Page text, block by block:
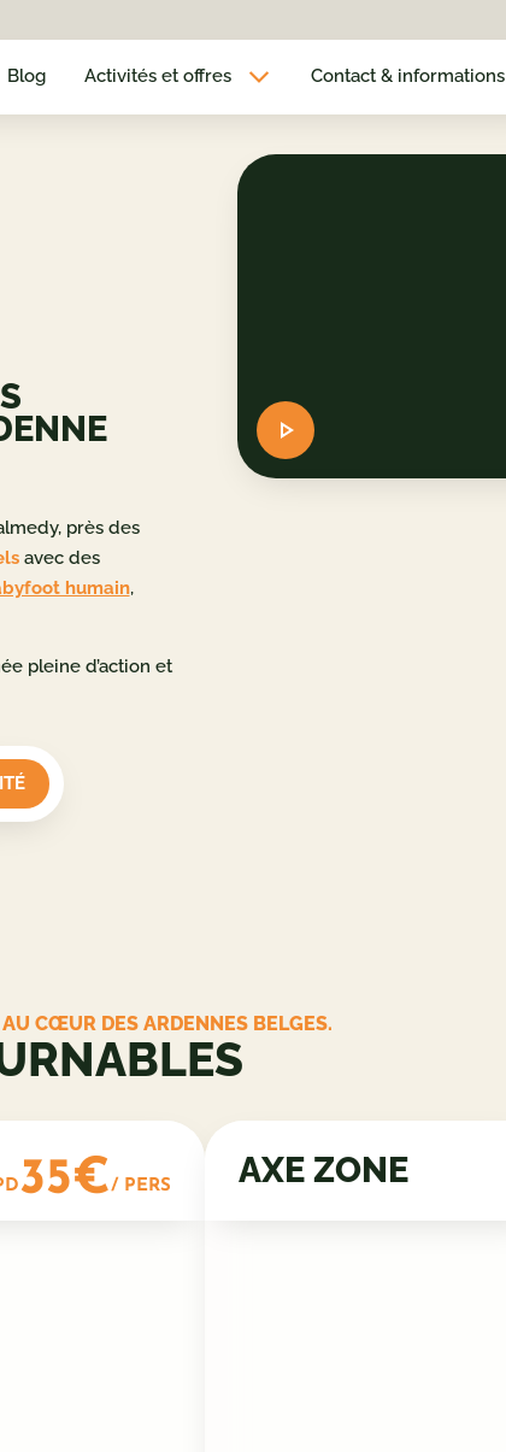
Blog Activités et offres Contact & informations
près des
avec des
humain,
pleine d’action et
CŒUR DES ARDENNES BELGES.
35€/ PERS AXE ZONE